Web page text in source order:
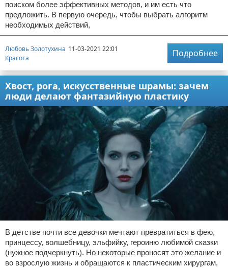
поиском более эффективных методов, и им есть что
предложить. В первую очередь, чтобы выбрать алгоритм
необходимых действий,
Любовь Золотухина 11-03-2021 22:01
Красота
Подробнее
Хвост, рога, искусственные шрамы: зачем
люди делают фантазийную пластику
В детстве почти все девочки мечтают превратиться в фею,
принцессу, волшебницу, эльфийку, героиню любимой сказки
(нужное подчеркнуть). Но некоторые проносят это желание и
во взрослую жизнь и обращаются к пластическим хирургам,